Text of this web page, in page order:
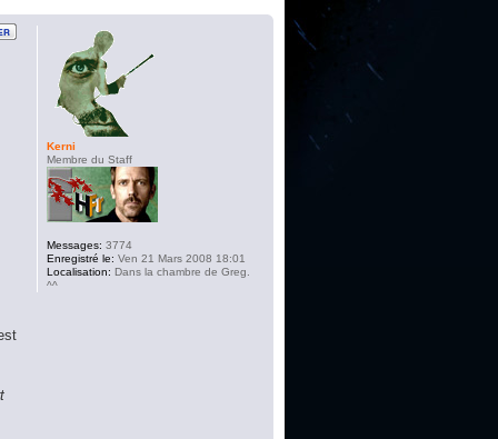
Kerni
Membre du Staff
Messages: 3774
Enregistré le: Ven 21 Mars 2008 18:01
Localisation: Dans la chambre de Greg.
^^